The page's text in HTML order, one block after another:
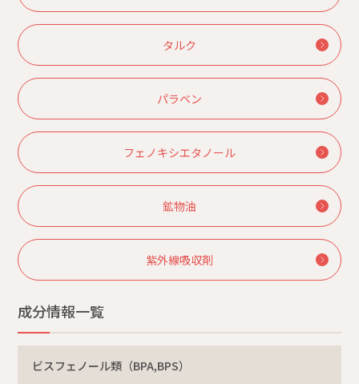
タルク
パラベン
フェノキシエタノール
鉱物油
紫外線吸収剤
成分情報一覧
ビスフェノール類（BPA,BPS）